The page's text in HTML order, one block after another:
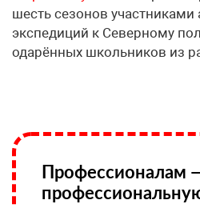
шесть сезонов участниками
экспедиций к Северному
одарённых школьников из
Профессионалам